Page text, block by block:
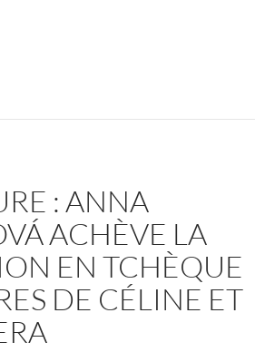
: ANNA
ACHÈVE LA
EN TCHÈQUE
DE CÉLINE ET